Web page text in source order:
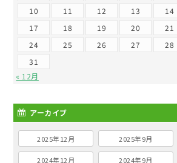
10
11 12 13 14
17
18 19 20 21
24
25 26 27 28
31
« 12月
アーカイブ
2025年12月 2025年9月
2024年12月 2024年9月